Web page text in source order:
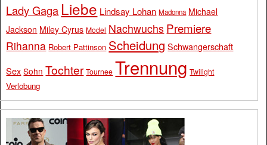
Lady Gaga Liebe Lindsay Lohan Madonna Michael
Jackson Miley Cyrus Model Nachwuchs Premiere
Rihanna Robert Pattinson Scheidung Schwangerschaft
Sex Sohn Tochter Tournee Trennung Twilight
Verlobung